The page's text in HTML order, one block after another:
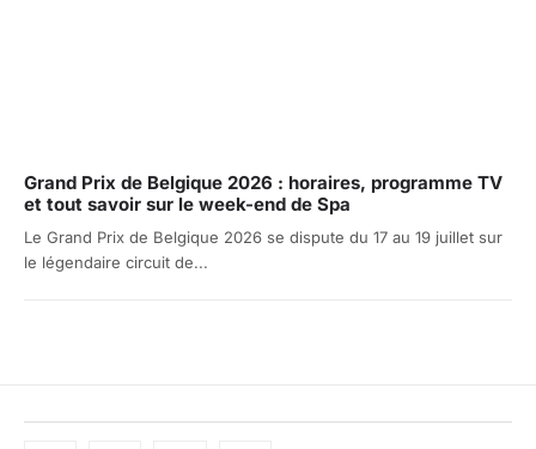
Grand Prix de Belgique 2026 : horaires, programme TV
et tout savoir sur le week-end de Spa
Le Grand Prix de Belgique 2026 se dispute du 17 au 19 juillet sur
le légendaire circuit de...